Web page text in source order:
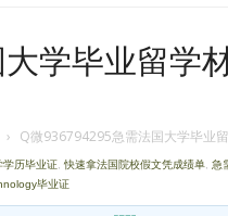
学毕业留学
› Q微936794295急需法国大学毕业
历毕业证 快速拿法国院校假文凭成绩单 急
毕业证